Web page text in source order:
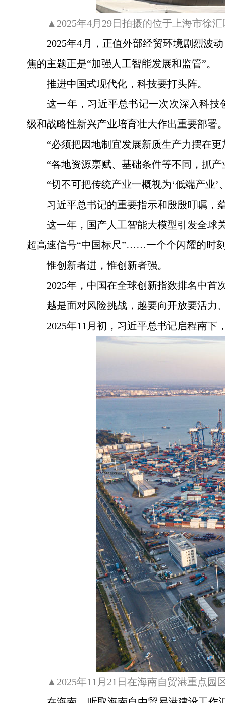
▲2025年4月29日拍摄的位于上海市徐
2025年4月，正值外部经贸环境剧烈波
焦的主题正是“加强人工智能发展和监管”。
推进中国式现代化，科技要打头阵。
这一年，习近平总书记一次次深入科
级和战略性新兴产业培育壮大作出重要部署
“必须把因地制宜发展新质生产力摆在
“各地资源禀赋、基础条件等不同，抓
“切不可把传统产业一概视为‘低端产业
习近平总书记的重要指示和殷殷叮嘱，
这一年，国产人工智能大模型引发全球
超高速信号“中国标尺”……一个个闪耀的时
惟创新者进，惟创新者强。
2025年，中国在全球创新指数排名中
越是面对风险挑战，越要向开放要活力
2025年11月初，习近平总书记启程南下
▲2025年11月21日在海南自贸港重点